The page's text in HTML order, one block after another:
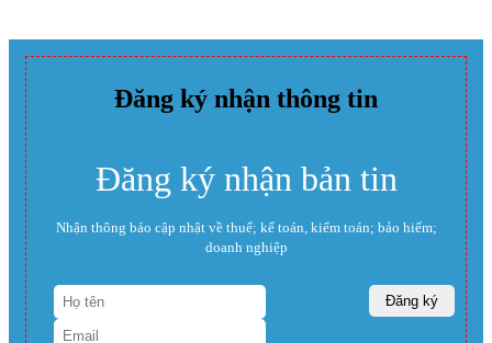
Đăng ký nhận thông tin
Đăng ký nhận bản tin
Nhận thông báo cập nhật về thuế; kế toán, kiểm toán; bảo hiểm;
doanh nghiệp